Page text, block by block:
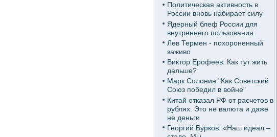
Политическая активность в
России вновь набирает силу
Ядерный блеф России для
внутреннего пользования
Лев Термен - похороненный
заживо
Виктор Ерофеев: Как тут жить
дальше?
Марк Солонин "Как Советский
Союз победил в войне"
Китай отказал РФ от расчетов в
рублях. Это не валюта и даже
не деньги
Георгий Бурков: «Наш идеал –